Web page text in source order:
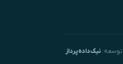
نیک‌داده‌پرداز